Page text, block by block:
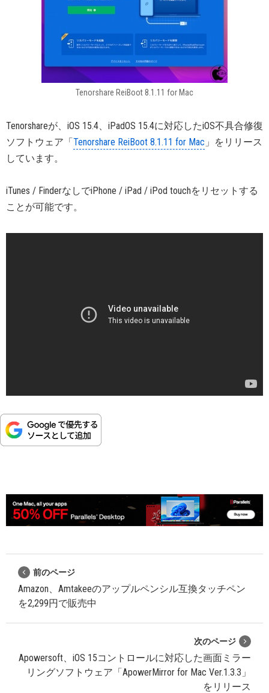
Tenorshare ReiBoot 8.1.11 for Mac
Tenorshareが、iOS 15.4、iPadOS 15.4に対応したiOS不具合修復
ソフトウェア「Tenorshare ReiBoot 8.1.11 for Mac 」をリリース
しています。
iTunes / FinderなしでiPhone / iPad / iPod touchをリセットする
ことが可能です。
前のページ
Amazon、Amtakeeのアップルペンシル互換タッチペン
を2,299円で販売中
次のページ
Apowersoft、iOS 15コントロールに対応した画面ミラー
リングソフトウェア「ApowerMirror for Mac Ver.1.3.3」
をリリース